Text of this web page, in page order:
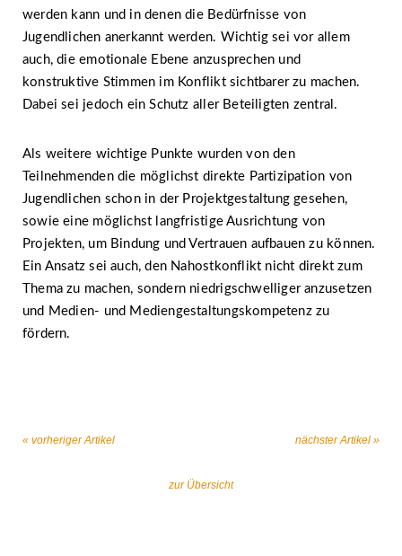
werden kann und in denen die Bedürfnisse von
Jugendlichen anerkannt werden. Wichtig sei vor allem
auch, die emotionale Ebene anzusprechen und
konstruktive Stimmen im Konflikt sichtbarer zu machen.
Dabei sei jedoch ein Schutz aller Beteiligten zentral.
Als weitere wichtige Punkte wurden von den
Teilnehmenden die möglichst direkte Partizipation von
Jugendlichen schon in der Projektgestaltung gesehen,
sowie eine möglichst langfristige Ausrichtung von
Projekten, um Bindung und Vertrauen aufbauen zu können.
Ein Ansatz sei auch, den Nahostkonflikt nicht direkt zum
Thema zu machen, sondern niedrigschwelliger anzusetzen
und Medien- und Mediengestaltungskompetenz zu
fördern.
« vorheriger Artikel
zur Übersicht
nächster Artikel »